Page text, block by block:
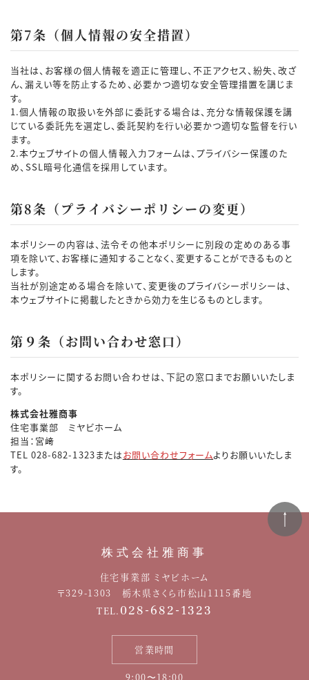
第7条（個人情報の安全措置）
当社は、お客様の個⼈情報を適正に管理し、不正アクセス、紛失、改ざ
ん、漏えい等を防⽌するため、必要かつ適切な安全管理措置を講じま
す。
1.個⼈情報の取扱いを外部に委託する場合は、充分な情報保護を講
じている委託先を選定し、委託契約を⾏い必要かつ適切な監督を⾏い
ます。
2.本ウェブサイトの個⼈情報⼊⼒フォームは、プライバシー保護のた
め、SSL暗号化通信を採⽤しています。
第8条（プライバシーポリシーの変更）
本ポリシーの内容は、法令その他本ポリシーに別段の定めのある事
項を除いて、お客様に通知することなく、変更することができるものと
します。
当社が別途定める場合を除いて、変更後のプライバシーポリシーは、
本ウェブサイトに掲載したときから効力を生じるものとします。
第９条（お問い合わせ窓口）
本ポリシーに関するお問い合わせは、下記の窓口までお願いいたしま
す。
株式会社雅商事
住宅事業部 ミヤビホーム
担当：宮﨑
TEL 028-682-1323またはお問い合わせフォームよりお願いいたしま
す。
株式会社雅商事
住宅事業部 ミヤビホーム
〒329-1303 栃木県さくら市松山1115番地
TEL. 028-682-1323
営業時間
9:00〜18:00